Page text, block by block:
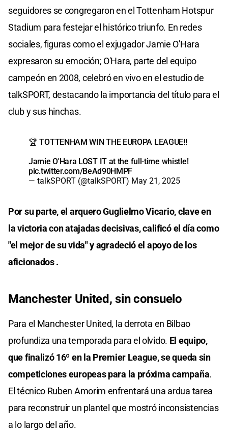
seguidores se congregaron en el Tottenham Hotspur
Stadium para festejar el histórico triunfo. En redes
sociales, figuras como el exjugador Jamie O'Hara
expresaron su emoción; O'Hara, parte del equipo
campeón en 2008, celebró en vivo en el estudio de
talkSPORT, destacando la importancia del título para el
club y sus hinchas.
🏆 TOTTENHAM WIN THE EUROPA LEAGUE!!
Jamie O'Hara LOST IT at the full-time whistle!
pic.twitter.com/BeAd90HMPF
— talkSPORT (@talkSPORT) May 21, 2025
Por su parte, el arquero Guglielmo Vicario, clave en
la victoria con atajadas decisivas, calificó el día como
"el mejor de su vida" y agradeció el apoyo de los
aficionados .
Manchester United, sin consuelo
Para el Manchester United, la derrota en Bilbao
profundiza una temporada para el olvido. El equipo,
que finalizó 16º en la Premier League, se queda sin
competiciones europeas para la próxima campaña.
El técnico Ruben Amorim enfrentará una ardua tarea
para reconstruir un plantel que mostró inconsistencias
a lo largo del año.